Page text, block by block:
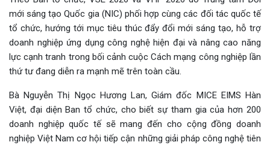
mới sáng tạo Quốc gia (NIC) phối hợp cùng các đối tác quốc tế
tổ chức, hướng tới mục tiêu thúc đẩy đổi mới sáng tạo, hỗ trợ
doanh nghiệp ứng dụng công nghệ hiện đại và nâng cao năng
lực cạnh tranh trong bối cảnh cuộc Cách mạng công nghiệp lần
thứ tư đang diễn ra mạnh mẽ trên toàn cầu.
Bà Nguyễn Thị Ngọc Hương Lan, Giám đốc MICE EIMS Hàn
Việt, đại diện Ban tổ chức, cho biết sự tham gia của hơn 200
doanh nghiệp quốc tế sẽ mang đến cho cộng đồng doanh
nghiệp Việt Nam cơ hội tiếp cận những giải pháp công nghệ tiên